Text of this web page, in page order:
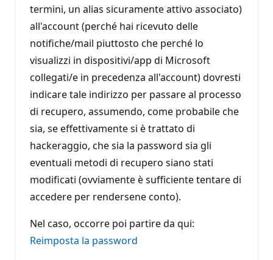
termini, un alias sicuramente attivo associato)
all'account (perché hai ricevuto delle
notifiche/mail piuttosto che perché lo
visualizzi in dispositivi/app di Microsoft
collegati/e in precedenza all'account) dovresti
indicare tale indirizzo per passare al processo
di recupero, assumendo, come probabile che
sia, se effettivamente si è trattato di
hackeraggio, che sia la password sia gli
eventuali metodi di recupero siano stati
modificati (ovviamente è sufficiente tentare di
accedere per rendersene conto).
Nel caso, occorre poi partire da qui:
Reimposta la password